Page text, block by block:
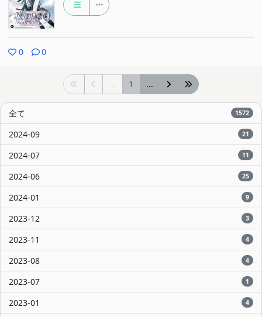
0 0
... 1 ...
全て 1572
2024-09 21
2024-07 11
2024-06 25
2024-01 9
2023-12 3
2023-11 4
2023-08 4
2023-07 1
2023-01 4